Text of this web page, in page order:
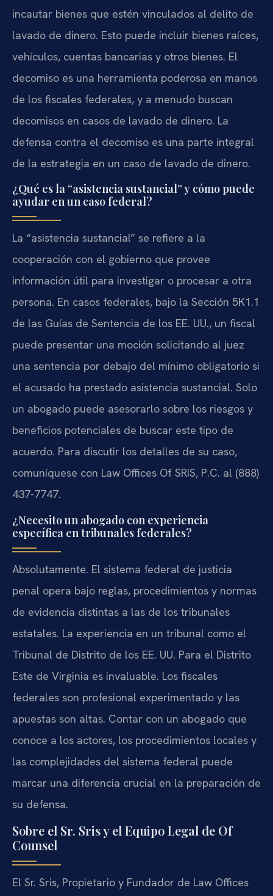
incautar bienes que estén vinculados al delito de
lavado de dinero. Esto puede incluir bienes raíces,
vehículos, cuentas bancarias y otros bienes. El
decomiso es una herramienta poderosa en manos
de los fiscales federales, y a menudo buscan
decomisos en casos de lavado de dinero. La
defensa contra el decomiso es una parte integral
de la estrategia en un caso de lavado de dinero.
¿Qué es la “asistencia sustancial” y cómo puede
ayudar en un caso federal?
La “asistencia sustancial” se refiere a la
cooperación con el gobierno que provee
información útil para investigar o procesar a otra
persona. En casos federales, bajo la Sección 5K1.1
de las Guías de Sentencia de los EE. UU., un fiscal
puede presentar una moción solicitando al juez
una sentencia por debajo del mínimo obligatorio si
el acusado ha prestado asistencia sustancial. Solo
un abogado puede asesorarlo sobre los riesgos y
beneficios potenciales de buscar este tipo de
acuerdo. Para discutir los detalles de su caso,
comuníquese con Law Offices Of SRIS, P.C. al (888)
437-7747.
¿Necesito un abogado con experiencia
específica en tribunales federales?
Absolutamente. El sistema federal de justicia
penal opera bajo reglas, procedimientos y normas
de evidencia distintas a las de los tribunales
estatales. La experiencia en un tribunal como el
Tribunal de Distrito de los EE. UU. Para el Distrito
Este de Virginia es invaluable. Los fiscales
federales son profesional experimentado y las
apuestas son altas. Contar con un abogado que
conoce a los actores, los procedimientos locales y
las complejidades del sistema federal puede
marcar una diferencia crucial en la preparación de
su defensa.
Sobre el Sr. Sris y el Equipo Legal de Of
Counsel
El Sr. Sris, Propietario y Fundador de Law Offices